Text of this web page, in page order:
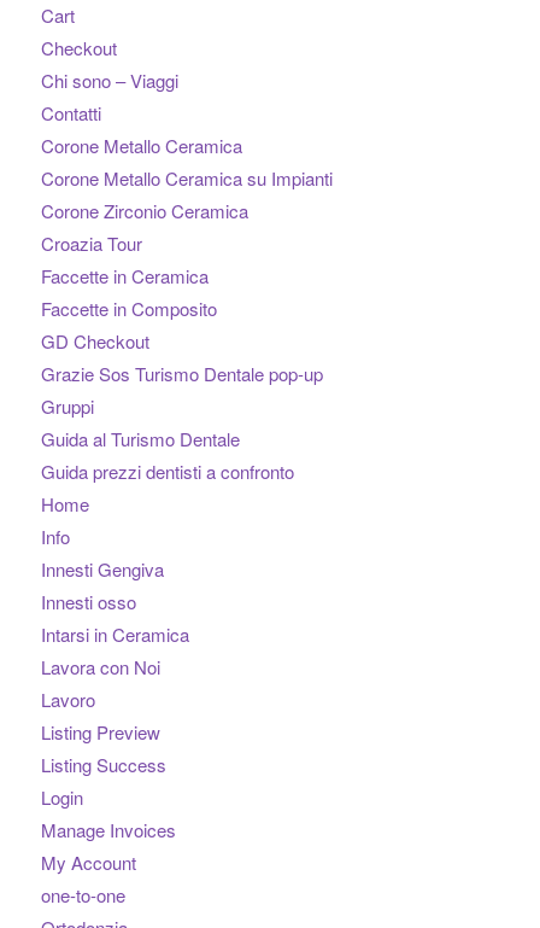
Cart
Checkout
Chi sono – Viaggi
Contatti
Corone Metallo Ceramica
Corone Metallo Ceramica su Impianti
Corone Zirconio Ceramica
Croazia Tour
Faccette in Ceramica
Faccette in Composito
GD Checkout
Grazie Sos Turismo Dentale pop-up
Gruppi
Guida al Turismo Dentale
Guida prezzi dentisti a confronto
Home
Info
Innesti Gengiva
Innesti osso
Intarsi in Ceramica
Lavora con Noi
Lavoro
Listing Preview
Listing Success
Login
Manage Invoices
My Account
one-to-one